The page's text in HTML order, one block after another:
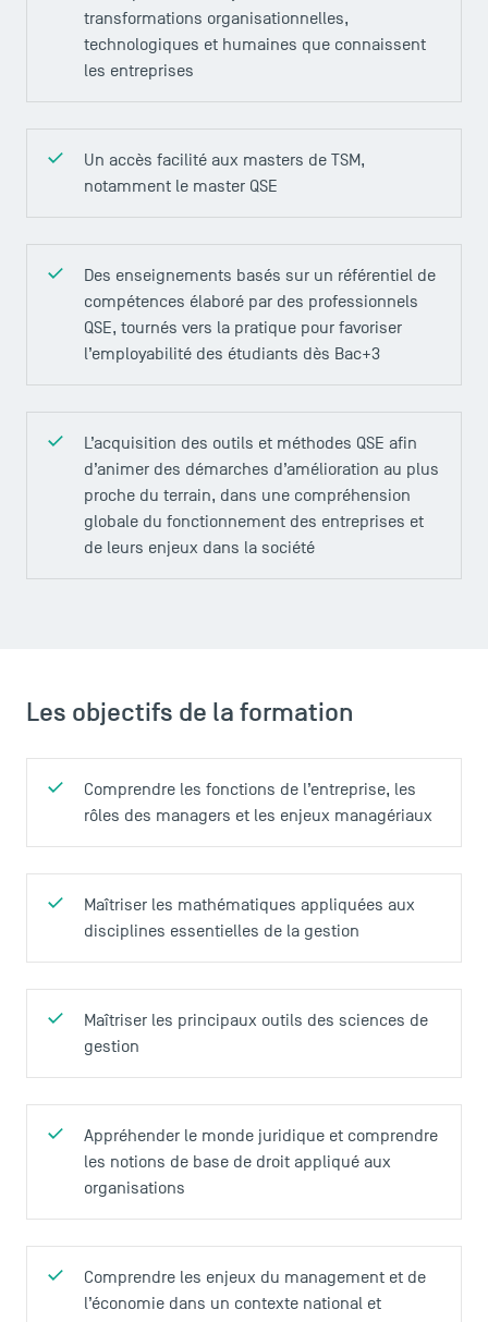
ACCÈS DIRECTS
Actualités
Agenda
Recrutement
Brochures
Logos et identité graphique
Presse
Contact
Plans et accès à TSM
transformations organisationnelles,
technologiques et humaines que connaissent
les entreprises
Un accès facilité aux masters de TSM,
notamment le master QSE
Des enseignements basés sur un référentiel de
compétences élaboré par des professionnels
QSE, tournés vers la pratique pour favoriser
l’employabilité des étudiants dès Bac+3
L’acquisition des outils et méthodes QSE afin
d’animer des démarches d’amélioration au plus
proche du terrain, dans une compréhension
globale du fonctionnement des entreprises et
de leurs enjeux dans la société
Les objectifs de la formation
Comprendre les fonctions de l’entreprise, les
rôles des managers et les enjeux managériaux
Maîtriser les mathématiques appliquées aux
disciplines essentielles de la gestion
Maîtriser les principaux outils des sciences de
gestion
Appréhender le monde juridique et comprendre
les notions de base de droit appliqué aux
organisations
Comprendre les enjeux du management et de
l’économie dans un contexte national et